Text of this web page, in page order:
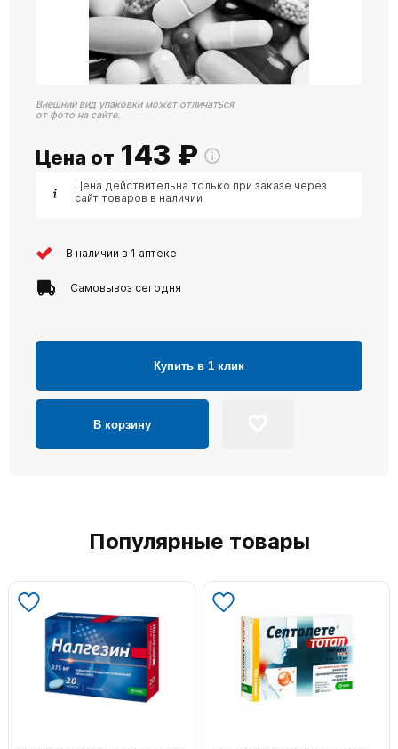
Внешний вид упаковки может отличаться
от фото на сайте.
Цена от 143 ₽
Цена действительна только при заказе через
сайт товаров в наличии
В наличии в 1 аптеке
Самовывоз сегодня
Купить в 1 клик
В корзину
Популярные товары